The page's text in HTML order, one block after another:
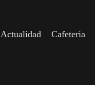
Actualidad Cafeteria